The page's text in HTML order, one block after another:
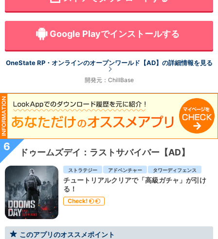
Google Playでインストールする
OneState RP・オンラインのオープンワールド【AD】の詳細情報を見る
開発元：ChillBase
6 ドゥームズデイ：ラストサバイバー【AD】
ストラテジー アドベンチャー タワーディフェンス
チュートリアルクリアで「高級ガチャ」が引け
る！
Check!
このアプリのオススメポイント